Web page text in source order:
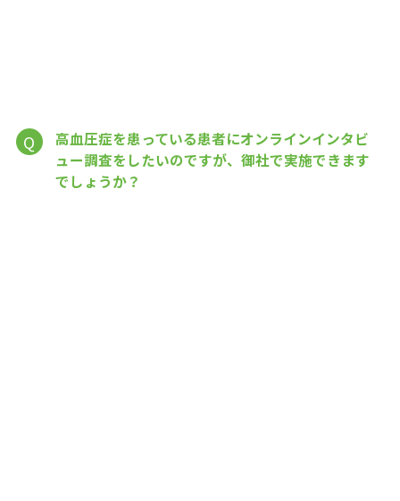
Q
高血圧症を患っている患者にオンラインインタビ
ュー調査をしたいのですが、御社で実施できます
でしょうか？